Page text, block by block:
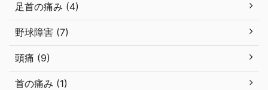
足首の痛み (4)
野球障害 (7)
頭痛 (9)
首の痛み (1)